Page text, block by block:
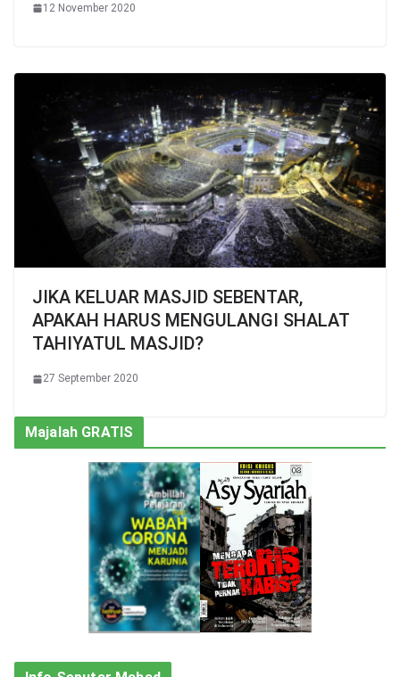
12 November 2020
JIKA KELUAR MASJID SEBENTAR,
APAKAH HARUS MENGULANGI SHALAT
TAHIYATUL MASJID?
27 September 2020
Majalah GRATIS